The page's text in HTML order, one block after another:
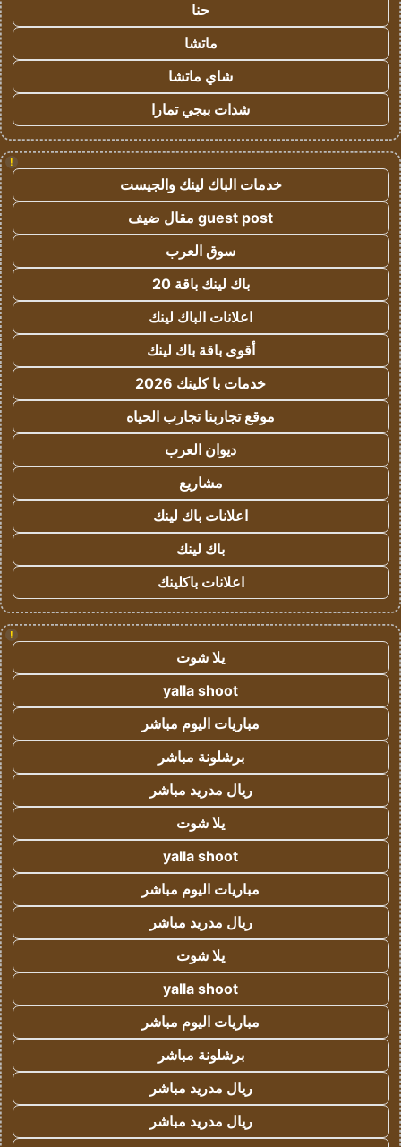
حنا
ماتشا
شاي ماتشا
شدات ببجي تمارا
!
خدمات الباك لينك والجيست
guest post مقال ضيف
سوق العرب
باك لينك باقة 20
اعلانات الباك لينك
أقوى باقة باك لينك
خدمات با كلينك 2026
موقع تجاربنا تجارب الحياه
ديوان العرب
مشاريع
اعلانات باك لينك
باك لينك
اعلانات باكلينك
!
يلا شوت
yalla shoot
مباريات اليوم مباشر
برشلونة مباشر
ريال مدريد مباشر
يلا شوت
yalla shoot
مباريات اليوم مباشر
ريال مدريد مباشر
يلا شوت
yalla shoot
مباريات اليوم مباشر
برشلونة مباشر
ريال مدريد مباشر
ريال مدريد مباشر